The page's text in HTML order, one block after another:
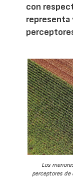
con
representa
Los
perceptores de